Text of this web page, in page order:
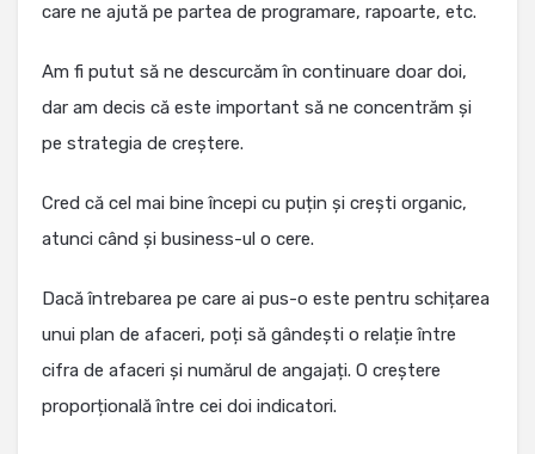
care ne ajută pe partea de programare, rapoarte, etc.
Am fi putut să ne descurcăm în continuare doar doi,
dar am decis că este important să ne concentrăm și
pe strategia de creștere.
Cred că cel mai bine începi cu puțin și crești organic,
atunci când și business-ul o cere.
Dacă întrebarea pe care ai pus-o este pentru schițarea
unui plan de afaceri, poți să gândești o relație între
cifra de afaceri și numărul de angajați. O creștere
proporțională între cei doi indicatori.